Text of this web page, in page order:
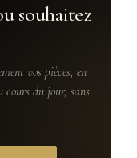
souhaitez
vos pièces, en
cours du jour, sans